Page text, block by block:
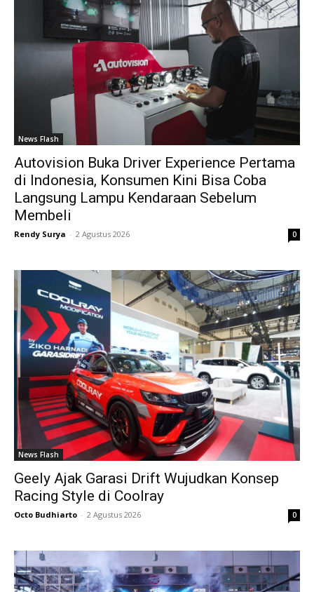
News Flash
Autovision Buka Driver Experience Pertama
di Indonesia, Konsumen Kini Bisa Coba
Langsung Lampu Kendaraan Sebelum
Membeli
Rendy Surya - 2 Agustus 2026 0
News Flash
Geely Ajak Garasi Drift Wujudkan Konsep
Racing Style di Coolray
Octo Budhiarto - 2 Agustus 2026 0